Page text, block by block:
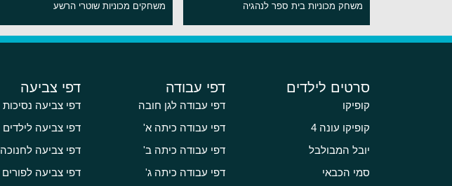
משחק מכוניות בית ספר לנהגיה משחקים מכוניות שוטרי הרשע
סרטים לילדים
קופיקו
קופיקו עונה 4
יובל המבולבל
סמי הכבאי
דפי עבודה
דפי עבודה לגן חובה
דפי עבודה כיתה א'
דפי עבודה כיתה ב'
דפי עבודה כיתה ג'
דפי צביעה
דפי צביעה נסיכות
דפי צביעה לילדים
דפי צביעה לחנוכה
דפי צביעה לפורים